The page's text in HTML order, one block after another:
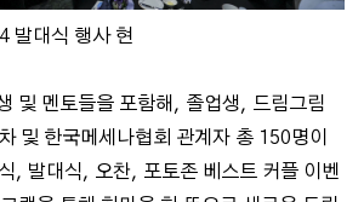
발대식 행사 현
및 멘토들을 포함해, 졸업생, 드림그림
및 한국메세나협회 관계자 총 150명이
, 발대식, 오찬, 포토존 베스트 커플 이벤